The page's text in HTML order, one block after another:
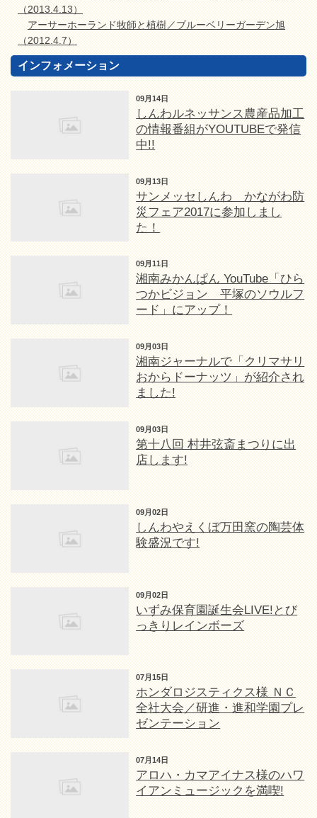
（2013.4.13）
アーサーホーランド牧師と植樹／ブルーベリーガーデン旭
（2012.4.7）
インフォメーション
09月14日
しんわルネッサンス農産品加工
の情報番組がYOUTUBEで発信
中!!
09月13日
サンメッセしんわ かながわ防
災フェア2017に参加しまし
た！
09月11日
湘南みかんぱん YouTube「ひら
つかビジョン 平塚のソウルフ
ード」にアップ！
09月03日
湘南ジャーナルで「クリマサリ
おからドーナッツ」が紹介され
ました!
09月03日
第十八回 村井弦斎まつりに出
店します!
09月02日
しんわやえくぼ万田窯の陶芸体
験盛況です!
09月02日
いずみ保育園誕生会LIVE!とび
っきりレインボーズ
07月15日
ホンダロジスティクス様 ＮＣ
全社大会／研進・進和学園プレ
ゼンテーション
07月14日
アロハ・カマアイナス様のハワ
イアンミュージックを満喫!